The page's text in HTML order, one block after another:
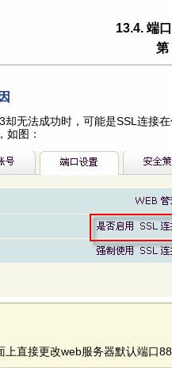
13.4. 端
第
无法成功时，可能是SSL连接
如图：
上直接更改web服务器默认端口